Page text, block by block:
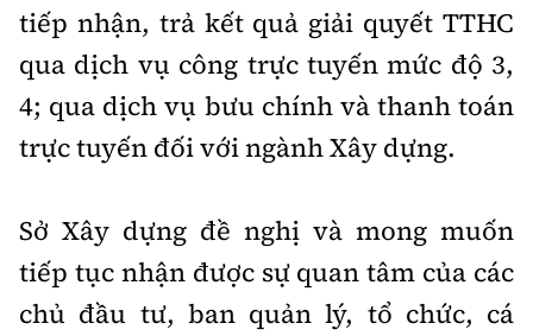
Thông tin tòa
tiếp nhận, trả kết quả giải quyết TTHC
qua dịch vụ công trực tuyến mức độ 3,
4; qua dịch vụ bưu chính và thanh toán
trực tuyến đối với ngành Xây dựng.
Sở Xây dựng đề nghị và mong muốn
tiếp tục nhận được sự quan tâm của các
chủ đầu tư, ban quản lý, tổ chức, cá